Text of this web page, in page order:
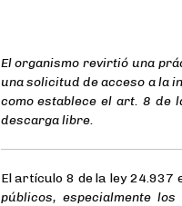
El organismo revirtió una
una solicitud de acceso a la
como establece el art. 8 de
descarga libre.
El artículo 8 de la ley 24.937
públicos, especialmente